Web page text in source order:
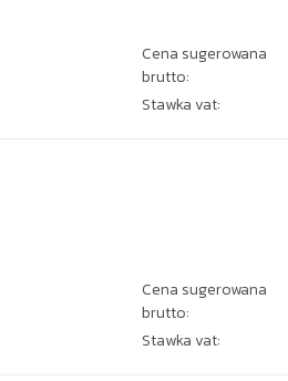
Cena sugerowana
brutto:
Stawka vat:
Cena sugerowana
brutto:
Stawka vat: